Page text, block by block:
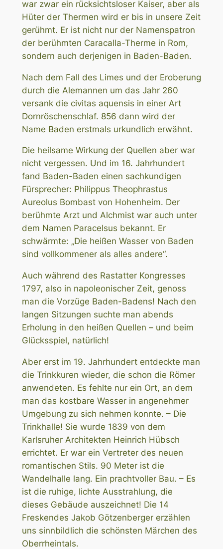
war zwar ein rücksichtsloser Kaiser, aber als
Hüter der Thermen wird er bis in unsere Zeit
gerühmt. Er ist nicht nur der Namenspatron
der berühmten Caracalla-Therme in Rom,
sondern auch derjenigen in Baden-Baden.
Nach dem Fall des Limes und der Eroberung
durch die Alemannen um das Jahr 260
versank die civitas aquensis in einer Art
Dornröschenschlaf. 856 dann wird der
Name Baden erstmals urkundlich erwähnt.
Die heilsame Wirkung der Quellen aber war
nicht vergessen. Und im 16. Jahrhundert
fand Baden-Baden einen sachkundigen
Fürsprecher: Philippus Theophrastus
Aureolus Bombast von Hohenheim. Der
berühmte Arzt und Alchmist war auch unter
dem Namen Paracelsus bekannt. Er
schwärmte: „Die heißen Wasser von Baden
sind vollkommener als alles andere“.
Auch während des Rastatter Kongresses
1797, also in napoleonischer Zeit, genoss
man die Vorzüge Baden-Badens! Nach den
langen Sitzungen suchte man abends
Erholung in den heißen Quellen – und beim
Glücksspiel, natürlich!
Aber erst im 19. Jahrhundert entdeckte man
die Trinkkuren wieder, die schon die Römer
anwendeten. Es fehlte nur ein Ort, an dem
man das kostbare Wasser in angenehmer
Umgebung zu sich nehmen konnte. – Die
Trinkhalle! Sie wurde 1839 von dem
Karlsruher Architekten Heinrich Hübsch
errichtet. Er war ein Vertreter des neuen
romantischen Stils. 90 Meter ist die
Wandelhalle lang. Ein prachtvoller Bau. – Es
ist die ruhige, lichte Ausstrahlung, die
dieses Gebäude auszeichnet! Die 14
Freskendes Jakob Götzenberger erzählen
uns sinnbildlich die schönsten Märchen des
Oberrheintals.